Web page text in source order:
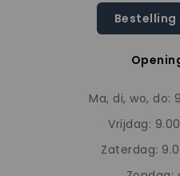
Bestelling
Ma, di, wo, do:
Vrijdag:
Zaterdag: